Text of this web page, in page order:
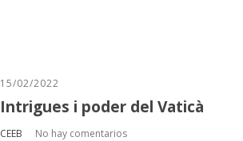
15/02/2022
Intrigues i poder del Vaticà
CEEB No hay comentarios